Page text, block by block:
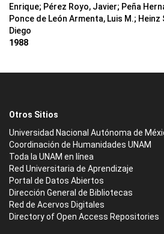
Enrique; Pérez Royo, Javier; Peña
Ponce de León Armenta, Luis M.;
Diego
1988
Otros Sitios
Universidad Nacional Autónoma de
Coordinación de Humanidades UNAM
Toda la UNAM en línea
Red Universitaria de Aprendizaje
Portal de Datos Abiertos
Dirección General de Bibliotecas
Red de Acervos Digitales
Directory of Open Access Repositories